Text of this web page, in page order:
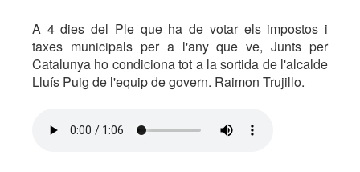
A 4 dies del Ple que ha de votar els impostos i
taxes municipals per a l'any que ve, Junts per
Catalunya ho condiciona tot a la sortida de l'alcalde
Lluís Puig de l'equip de govern. Raimon Trujillo.